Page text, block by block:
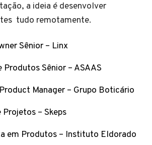
a ideia é desenvolver
tudo remotamente.
Sênior – Linx
Produtos Sênior – ASAAS
Manager – Grupo Boticário
Projetos – Skeps
em Produtos – Instituto Eldorado